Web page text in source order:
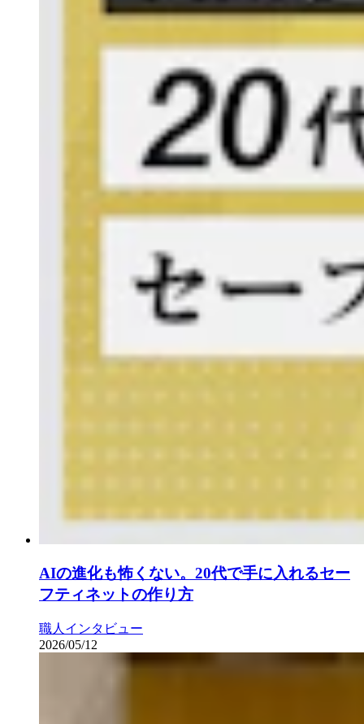
AIの進化も怖くない。20代で手に入れるセー
フティネットの作り方
職人インタビュー
2026/05/12